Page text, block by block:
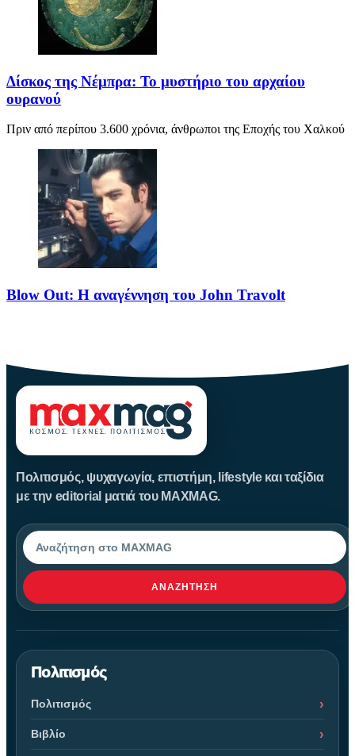
Δίσκος της Νέμπρα: Το μυστήριο του αρχαίου
ουρανού
Πριν από περίπου 3.600 χρόνια, άνθρωποι της Εποχής του Χαλκού
Blow Out: Η αναγέννηση του John Travolt
Πολιτισμός, ψυχαγωγία, επιστήμη, lifestyle και ταξίδια
με την editorial ματιά του MAXMAG.
Αναζήτηση
ΑΝΑΖΉΤΗΣΗ
Πολιτισμός
Πολιτισμός
Βιβλίο